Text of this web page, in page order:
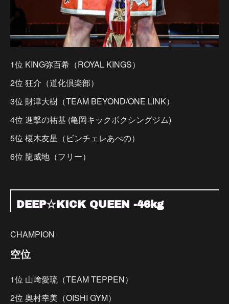
1位 KING弥百希（ROYAL KINGS）
2位 狂介（道化倶楽部）
3位 財津大樹（TEAM BEYOND/ONE LINK）
4位 進撃の祐基 (亀岡キックボクシングジム)
5位 榎木友星（ビンチェレあべの）
6位 龍威地（フリー）
DEEP☆KICK QUEEN -46kg
CHAMPION
空位
1位 山﨑愛琉（TEAM TEPPEN）
2位 奥村幸美（OISHI GYM）